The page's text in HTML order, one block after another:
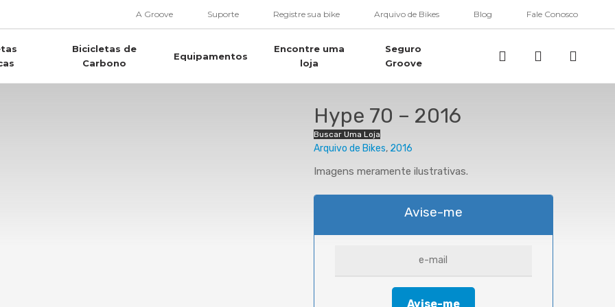
A Groove Suporte Registre sua bike Arquivo de Bikes Blog Fale Conosco
Bicicletas de
Carbono
Equipamentos
Encontre uma
loja
Seguro
Groove
Buscar..account
Hype 70 – 2016
Imagens meramente ilustrativas.
Avise-me
Buscar Uma Loja
Arquivo de Bikes 2016